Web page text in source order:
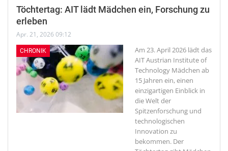
Töchtertag: AIT lädt Mädchen ein, Forschung zu
erleben
Apr. 21, 2026 09:12
CHRONIK
Am 23. April 2026 lädt das
AIT Austrian Institute of
Technology Mädchen ab
15 Jahren ein, einen
einzigartigen Einblick in
die Welt der
Spitzenforschung und
technologischen
Innovation zu
bekommen. Der